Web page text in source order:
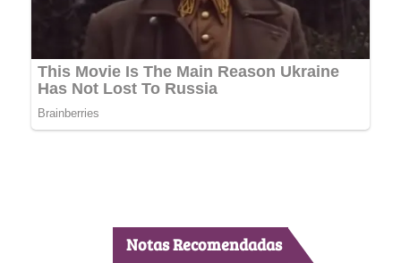
Notas Recomendadas